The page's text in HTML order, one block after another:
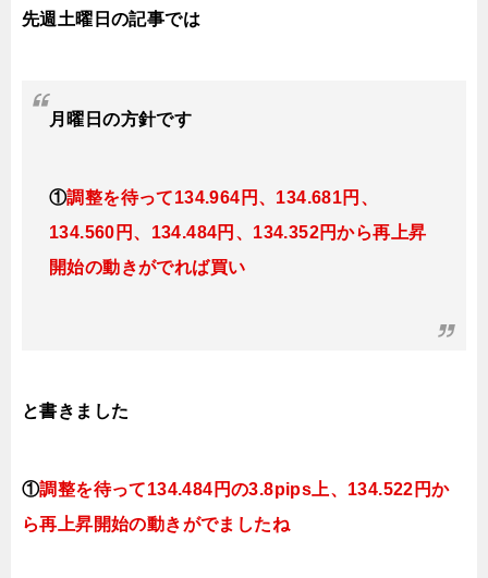
先週土曜日の記事では
月曜日の方針です
①調整を待って134.964 円、134.681円、
134.560円、134.484円、134.352円から再上昇
開始の動きがでれば買い
と書きました
①調整を待って134.484円の3.8pips上、134.522円か
ら再上昇開始の動きがでましたね